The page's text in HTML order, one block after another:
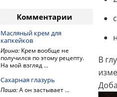
Комментарии
Масляный крем для
капкейков
Ирина: Крем вообще не
получился по этому рецепту.
На мой взгляд ...
Сахарная глазурь
Паша:А он застывает ...
В